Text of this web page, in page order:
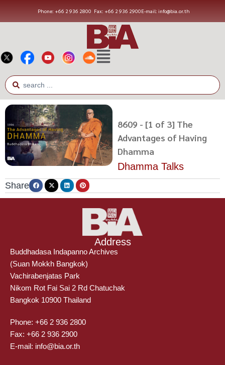
Phone: +66 2 936 2800 Fax: +66 2 936 2900E-mail: info@bia.or.th
8609 - [1 of 3] The
Advantages of Having
Dhamma
Dhamma Talks
Share
Address
Buddhadasa Indapanno Archives
(Suan Mokkh Bangkok)
Vachirabenjatas Park
Nikom Rot Fai Sai 2 Rd Chatuchak
Bangkok 10900 Thailand
Phone: +66 2 936 2800
Fax: +66 2 936 2900
E-mail: info@bia.or.th